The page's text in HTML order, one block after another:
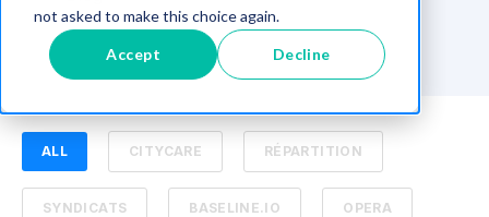
not asked to make this choice again.
Accept Decline
ALL CITYCARE RÉPARTITION
SYNDICATS BASELINE.IO OPERA